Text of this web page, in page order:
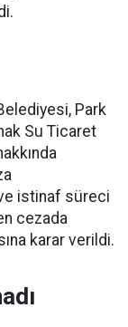
Park
Su Ticaret
ve istinaf süreci
cezada
karar verildi.